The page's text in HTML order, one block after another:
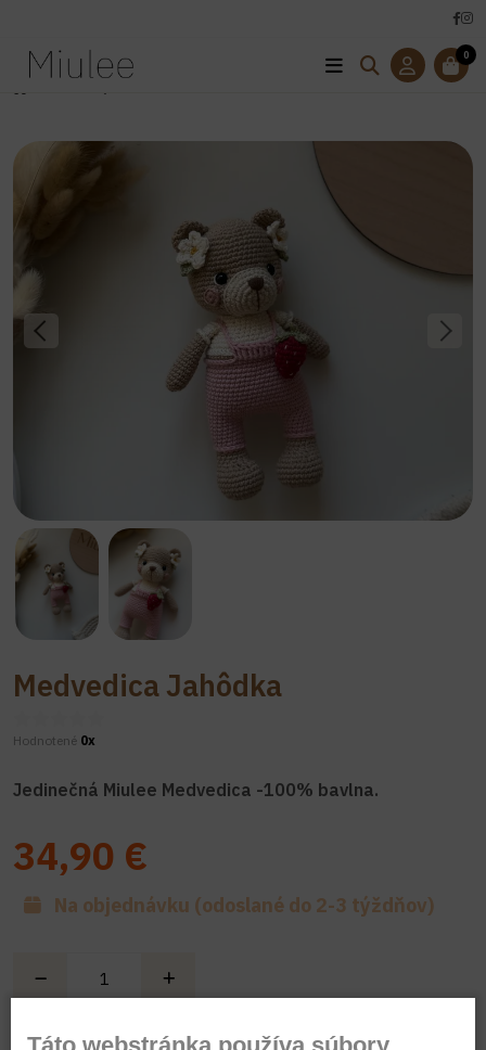
0
Medvedica Jahôdka
Hodnotené 0x
Jedinečná Miulee Medvedica -100% bavlna.
Na objednávku (odoslané do 2-3 týždňov)
34,90 €
Táto webstránka používa súbory